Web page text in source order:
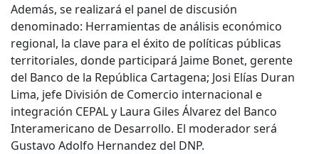
Además, se realizará el panel de discusión
denominado: Herramientas de análisis económico
regional, la clave para el éxito de políticas públicas
territoriales, donde participará Jaime Bonet, gerente
del Banco de la República Cartagena; Josi Elías Duran
Lima, jefe División de Comercio internacional e
integración CEPAL y Laura Giles Álvarez del Banco
Interamericano de Desarrollo. El moderador será
Gustavo Adolfo Hernandez del DNP.